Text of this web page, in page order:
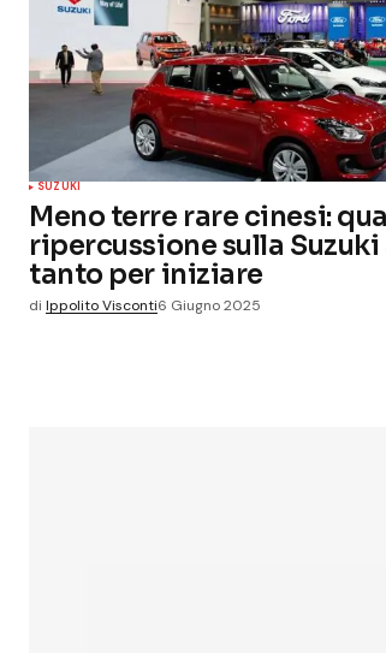
SUZUKI
Meno terre rare cinesi:
ripercussione sulla
tanto per iniziare
di Ippolito Visconti6 Giugno 2025